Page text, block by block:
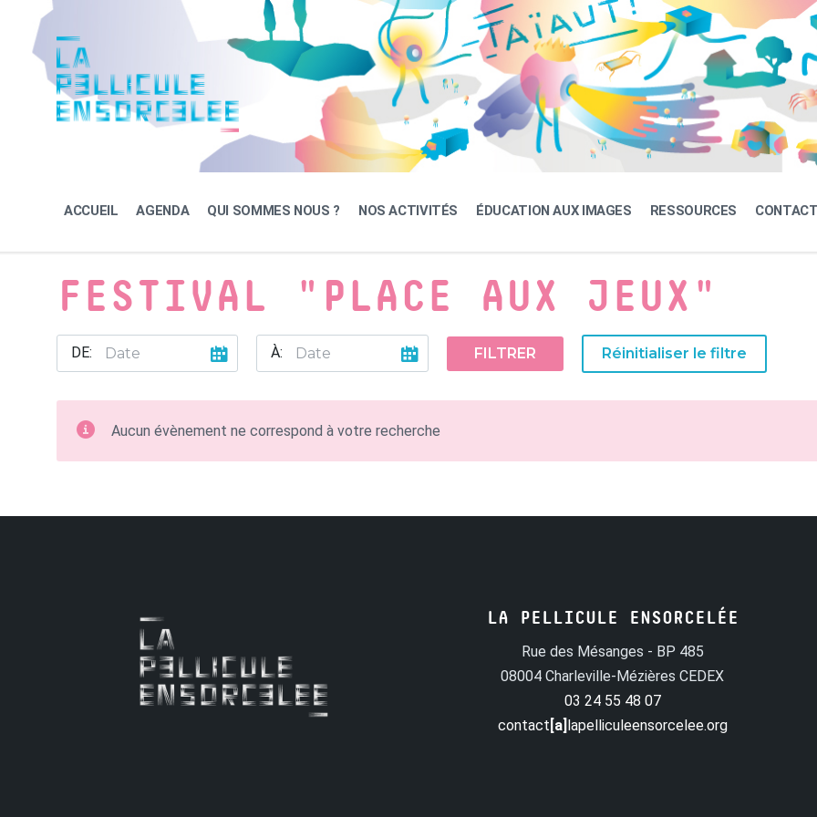
content
navigation
footer
ACCUEIL AGENDA QUI SOMMES NOUS ? NOS ACTIVITÉS ÉDUCATION AUX IMAGES RESSOURCES
FESTIVAL "PLACE AUX JEUX"
DE: À: FILTRER Réinitialiser le filtre
Aucun évènement ne correspond à votre recherche
LA PELLICULE ENSORCELÉE
Rue des Mésanges - BP 485
08004 Charleville-Mézières CEDEX
03 24 55 48 07
contact [a] lapelliculeensorcelee.org